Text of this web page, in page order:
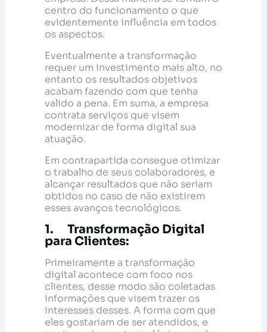
centro do funcionamento o que
evidentemente influência em todos
os aspectos.
Eventualmente a transformação
requer um investimento mais alto, no
entanto os resultados objetivos
acabam fazendo com que tenha
valido a pena. Em suma, a empresa
contrata serviços que visem
modernizar de forma digital sua
atuação.
Em contrapartida consegue otimizar
o trabalho de seus colaboradores, e
alcançar resultados que não seriam
obtidos no caso de não existirem
esses avanços tecnológicos.
1. Transformação Digital
para Clientes:
Primeiramente a transformação
digital acontece com foco nos
clientes, desse modo são coletadas
informações que visem trazer os
interesses desses. A forma com que
eles gostariam de ser atendidos, e